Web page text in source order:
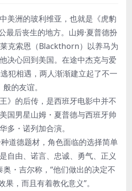
洲的玻利维亚，也就是《虎豹
最后丧生的地方。山姆·夏普德扮
克索恩（Blackthorn）以养马为
决心回到美国。在途中杰克与爱
犯相遇，两人渐渐建立起了不一
般的友谊。
》的后传，是西班牙电影中并不
国男星山姆・夏普德与西班牙帅
多・诺列加合演。
道德题材，角色面临的选择简单
自由、诺言、忠诚、勇气、正义
奥・吉尔称，“他们做出的决定不
果，而且有着教化意义”。